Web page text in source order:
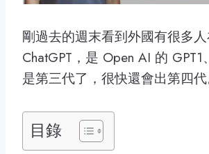
剛過去的週末看到外國有很多
ChatGPT，是 Open AI 的
是第三代了，很快還會出第四代
目錄